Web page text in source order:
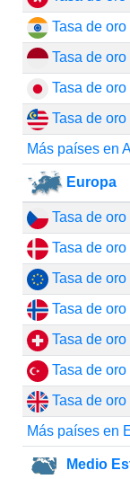
Tasa de
Tasa de oro
Tasa de
Tasa de oro
Más países en
Europa
Tasa de oro
Tasa de oro
Tasa de oro
Tasa de oro
Tasa de oro
Tasa de oro
Tasa de oro
Más países en
Medio